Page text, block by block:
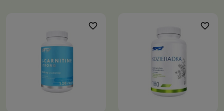
favorite_border favorite_border